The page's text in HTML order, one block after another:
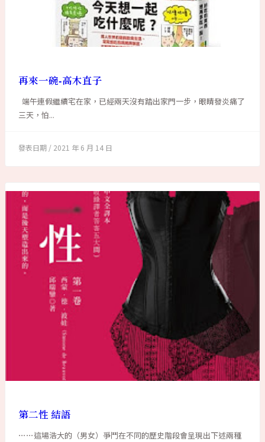
再來一碗-高木直子
端午連假繼續宅在家，已經兩天沒有踏出家門一步，眼睛發炎痛了
三天，怕...
2021 年 6 月 14 日
第二性 結語
⋯⋯這場浩大的（男女）爭鬥在不同的歷史階段會呈現出下述兩種